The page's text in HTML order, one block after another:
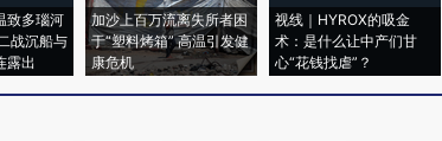
致多瑙河
战沉船与
露出
加沙上百万流离失所者困
于“塑料烤箱” 高温引发健
康危机
视线｜HYROX的吸金
术：是什么让中产们甘
心“花钱找虐”？